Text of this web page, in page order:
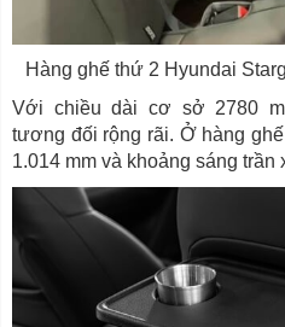
Hàng ghế thứ 2 Hyundai
Với chiều dài cơ sở 2780
tương đối rộng rãi. Ở hàng
1.014 mm và khoảng sáng trần